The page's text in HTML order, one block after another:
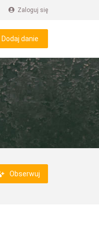
Zaloguj się
Dodaj danie
Obserwuj